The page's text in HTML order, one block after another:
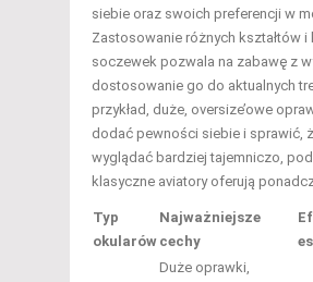
siebie oraz swoich preferencji w
Zastosowanie różnych kształtów
soczewek pozwala na zabawę z
dostosowanie go do aktualnych
przykład, duże, oversize’owe
dodać pewności siebie i sprawić,
wyglądać bardziej tajemniczo,
klasyczne aviatory oferują
Typ
okularów
Najważniejsze
cechy
Duże oprawki,